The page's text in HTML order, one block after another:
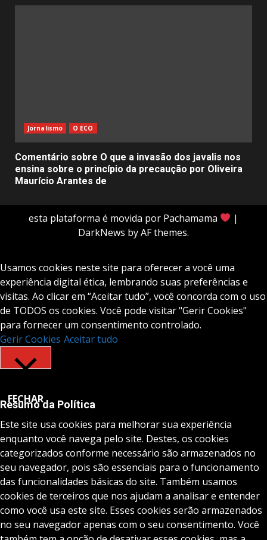
Jornalismo O ECO
Comentário sobre O que a invasão dos javalis nos
ensina sobre o princípio da precaução por Oliveira
Maurício Arantes de
esta plataforma é movida por Pachamama
|
DarkNews by AF themes.
Usamos cookies neste site para oferecer a você uma
experiência digital ética, lembrando suas preferências e
visitas. Ao clicar em “Aceitar tudo”, você concorda com o uso
de TODOS os cookies. Você pode visitar "Gerir Cookies"
para fornecer um consentimento controlado.
Gerir Cookies Aceitar tudo
FECHAR
Resumo da Política
Este site usa cookies para melhorar sua experiência
enquanto você navega pelo site. Destes, os cookies
categorizados conforme necessário são armazenados no
seu navegador, pois são essenciais para o funcionamento
das funcionalidades básicas do site. Também usamos
cookies de terceiros que nos ajudam a analisar e entender
como você usa este site. Esses cookies serão armazenados
no seu navegador apenas com o seu consentimento. Você